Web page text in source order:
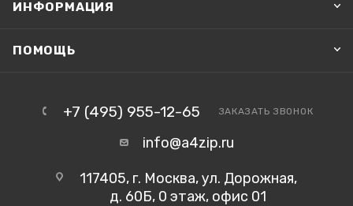
ИНФОРМАЦИЯ
ПОМОЩЬ
+7 (495) 955-12-65 ЗАКАЗАТЬ ЗВОНОК
info@a4zip.ru
117405, г. Москва, ул. Дорожная,
д. 60Б, 0 этаж, офис 01